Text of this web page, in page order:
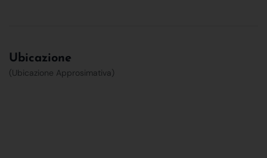
Ubicazione
(Ubicazione Approsimativa)